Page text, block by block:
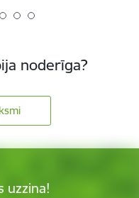
noderīga?
uzzina!